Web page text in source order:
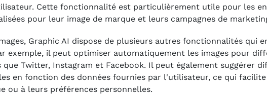
Cette fonctionnalité est particulièrement utile pour les
pour leur image de marque et leurs campagnes de
Graphic AI dispose de plusieurs autres fonctionnalités qui
exemple, il peut optimiser automatiquement les images pour
Twitter, Instagram et Facebook. Il peut également suggérer
en fonction des données fournies par l'utilisateur, ce qui
ou à leurs préférences personnelles.